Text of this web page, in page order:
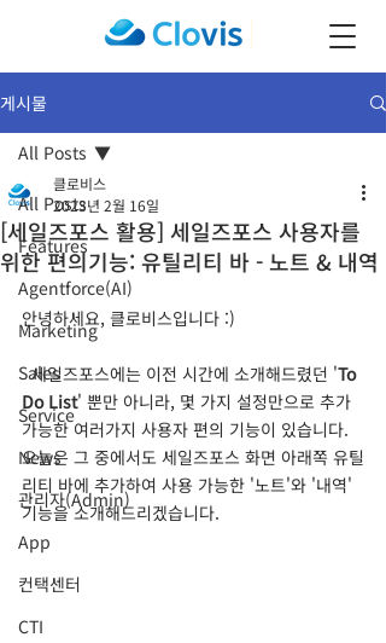
게시물
All Posts
Features
Agentforce(AI)
Marketing
Sales
Service
News
관리자(Admin)
App
컨택센터
CTI
All Posts
[세일즈포스 활용] 세일즈포스 사용자를
위한 편의기능: 유틸리티 바 - 노트 & 내역
클로비스
2023년 2월 16일
안녕하세요, 클로비스입니다 :)
  세일즈포스에는 이전 시간에 소개해드렸던 '
To
Do List' 뿐만 아니라, 몇 가지 설정만으로 추가
가능한 여러가지 사용자 편의 기능이 있습니다.
오늘은 그 중에서도 세일즈포스 화면 아래쪽 유틸
리티 바에 추가하여 사용 가능한 '노트'와 '내역'
기능을 소개해드리겠습니다.